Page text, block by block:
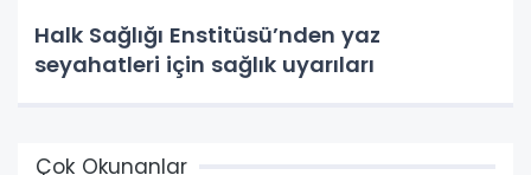
Halk Sağlığı Enstitüsü’nden yaz
seyahatleri için sağlık uyarıları
Çok Okunanlar